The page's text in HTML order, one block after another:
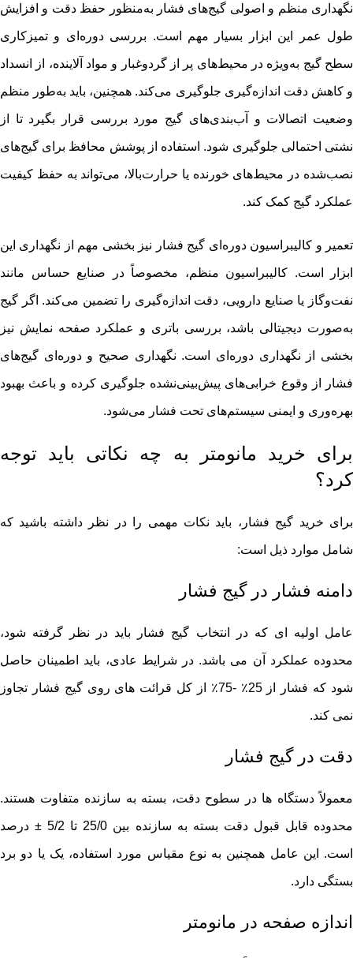
نگهداری منظم و اصولی گیج‌های فشار به‌منظور حفظ دقت و افزایش
طول عمر این ابزار بسیار مهم است. بررسی دوره‌ای و تمیزکاری
سطح گیج به‌ویژه در محیط‌های پر از گردوغبار و مواد آلاینده، از انسداد
و کاهش دقت اندازه‌گیری جلوگیری می‌کند. همچنین، باید به‌طور منظم
وضعیت اتصالات و آب‌بندی‌های گیج مورد بررسی قرار بگیرد تا از
نشتی احتمالی جلوگیری شود. استفاده از پوشش محافظ برای گیج‌های
نصب‌شده در محیط‌های خورنده یا حرارت‌بالا، می‌تواند به حفظ کیفیت
عملکرد گیج کمک کند.
تعمیر و کالیبراسیون دوره‌ای گیج فشار نیز بخشی مهم از نگهداری این
ابزار است. کالیبراسیون منظم، مخصوصاً در صنایع حساس مانند
نفت‌وگاز یا صنایع دارویی، دقت اندازه‌گیری را تضمین می‌کند. اگر گیج
به‌صورت دیجیتالی باشد، بررسی باتری و عملکرد صفحه نمایش نیز
بخشی از نگهداری دوره‌ای است. نگهداری صحیح و دوره‌ای گیج‌های
فشار از وقوع خرابی‌های پیش‌بینی‌نشده جلوگیری کرده و باعث بهبود
بهره‌وری و ایمنی سیستم‌های تحت فشار می‌شود.
برای خرید مانومتر به چه نکاتی باید توجه
کرد؟
برای خرید گیج فشار، باید نکات مهمی را در نظر داشته باشید که
شامل موارد ذیل است:
دامنه فشار در گیج فشار
عامل اولیه ای که در انتخاب گیج فشار باید در نظر گرفته شود،
محدوده عملکرد آن می باشد. در شرایط عادی، باید اطمینان حاصل
شود که فشار از 25٪ -75٪ از کل قرائت های روی گیج فشار تجاوز
نمی کند.
دقت در گیج فشار
معمولاً دستگاه‌ ها در سطوح دقت، بسته به سازنده متفاوت هستند.
محدوده قابل قبول دقت بسته به سازنده بین 25/0 تا 5/2 ± درصد
است. این عامل همچنین به نوع مقیاس مورد استفاده، یک یا دو برد
بستگی دارد.
اندازه صفحه در مانومتر